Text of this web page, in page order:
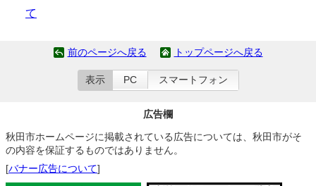
て
前のページへ戻る トップページへ戻る
表示 PC スマートフォン
広告欄
秋田市ホームページに掲載されている広告については、秋田市がそ
の内容を保証するものではありません。
[バナー広告について]